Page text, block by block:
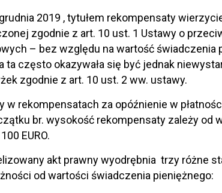
2019 , tytułem rekompensaty
zgodnie z art. 10 ust. 1 Ustawy o
– bez względu na wartość świadczenia
ta często okazywała się być jednak
zgodnie z art. 10 ust. 2 ww. ustawy.
w rekompensatach za opóźnienie w
br. wysokość rekompensaty zależy
EURO.
akt prawny wyodrębnia trzy różne
od wartości świadczenia pieniężnego: